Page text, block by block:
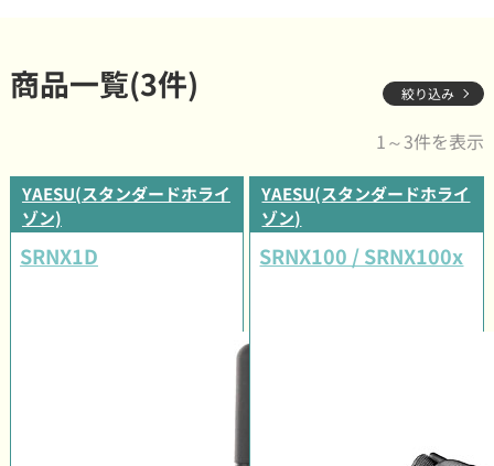
商品一覧(3件) 絞り込み
1～3件を表示
YAESU(スタンダードホライ
ゾン)
SRNX1D
YAESU(スタンダードホライ
ゾン)
SRNX100 / SRNX100x